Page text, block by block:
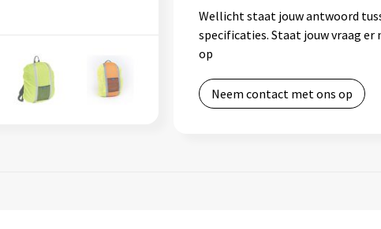
Wellicht staat jouw antwoord
specificaties. Staat jouw vraag
op
Neem contact met ons op